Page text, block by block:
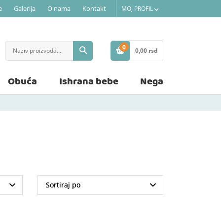
Galerija O nama Kontakt MOJ PROFIL
0
STAVKE
0,00 rsd
Obuća Ishrana bebe Nega